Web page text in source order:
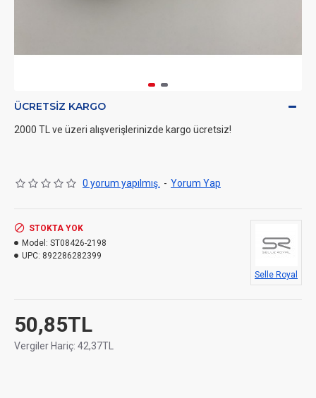
ÜCRETSIZ KARGO
2000 TL ve üzeri alışverişlerinizde kargo ücretsiz!
0 yorum yapılmış. - Yorum Yap
50,85TL
Vergiler Hariç: 42,37TL
STOKTA YOK
Model: ST08426-2198
UPC: 892286282399
Selle Royal